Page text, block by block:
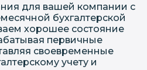
для вашей компании с
бухгалтерской
хорошее состояние
первичные
своевременные
учету и